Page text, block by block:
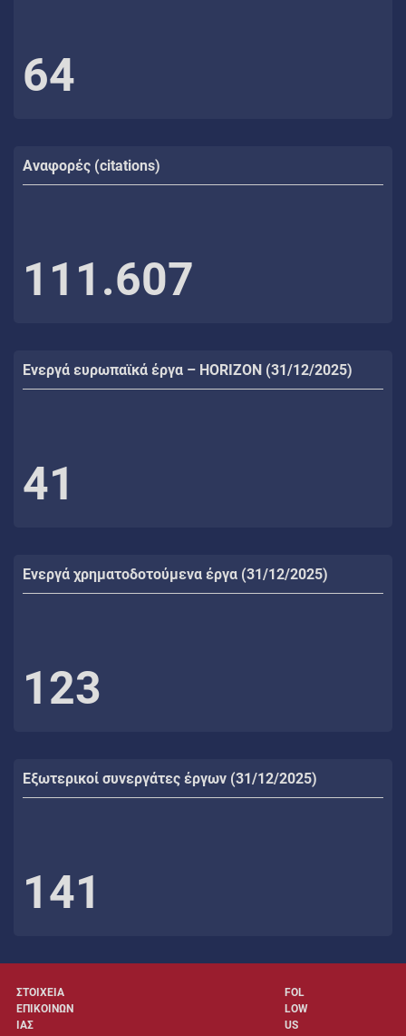
64
Αναφορές (citations)
111.607
Ενεργά ευρωπαϊκά έργα – HORIZON (31/12/2025)
41
Ενεργά χρηματοδοτούμενα έργα (31/12/2025)
123
Εξωτερικοί συνεργάτες έργων (31/12/2025)
141
ΣΤΟΙΧΕΙΑ
ΕΠΙΚΟΙΝΩΝ
ΙΑΣ
FOL
LOW
US